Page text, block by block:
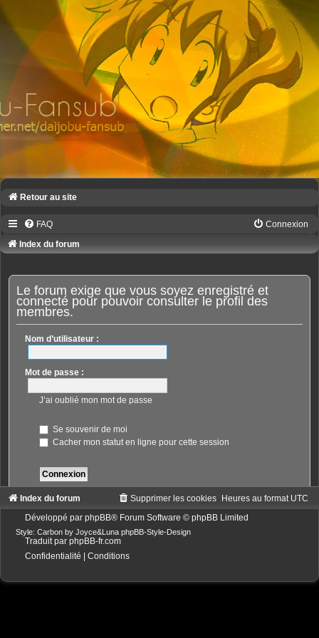
Retour au site
FAQ
Connexion
Index du forum
Le forum exige que vous soyez enregistré et
connecté pour pouvoir consulter le profil des
membres.
Nom d’utilisateur :
Mot de passe :
J’ai oublié mon mot de passe
Se souvenir de moi
Cacher mon statut en ligne pour cette session
Index du forum Heures au format UTC
Supprimer les cookies
Développé parphpBB® Forum Software © phpBB Limited
Style: Carbon by Joyce&Luna phpBB-Style-Design
Traduit parphpBB-fr.com
Confidentialité |Conditions